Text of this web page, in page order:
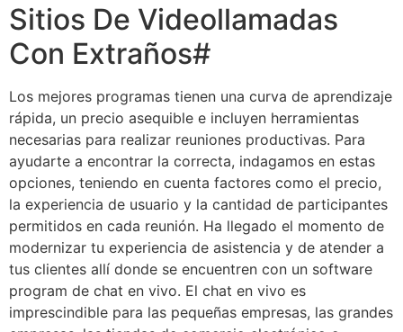
Sitios De Videollamadas
Con Extraños#
Los mejores programas tienen una curva de aprendizaje
rápida, un precio asequible e incluyen herramientas
necesarias para realizar reuniones productivas. Para
ayudarte a encontrar la correcta, indagamos en estas
opciones, teniendo en cuenta factores como el precio,
la experiencia de usuario y la cantidad de participantes
permitidos en cada reunión. Ha llegado el momento de
modernizar tu experiencia de asistencia y de atender a
tus clientes allí donde se encuentren con un software
program de chat en vivo. El chat en vivo es
imprescindible para las pequeñas empresas, las grandes